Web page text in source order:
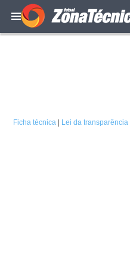
Ficha técnica| Lei da transparência|